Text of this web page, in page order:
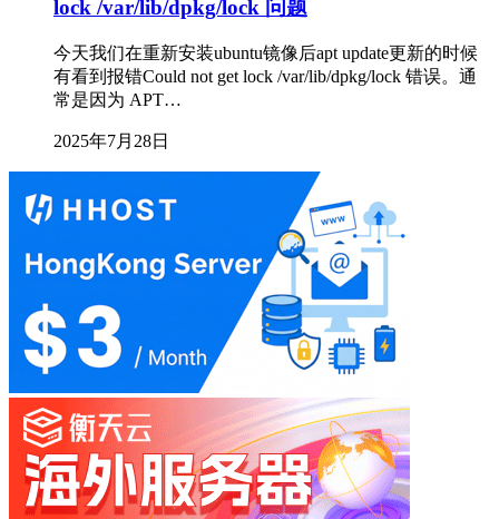
lock /var/lib/dpkg/lock 问题
今天我们在重新安装ubuntu镜像后apt update更新的时候
有看到报错Could not get lock /var/lib/dpkg/lock​ 错误。通
常是因为 ​APT…
2025年7月28日